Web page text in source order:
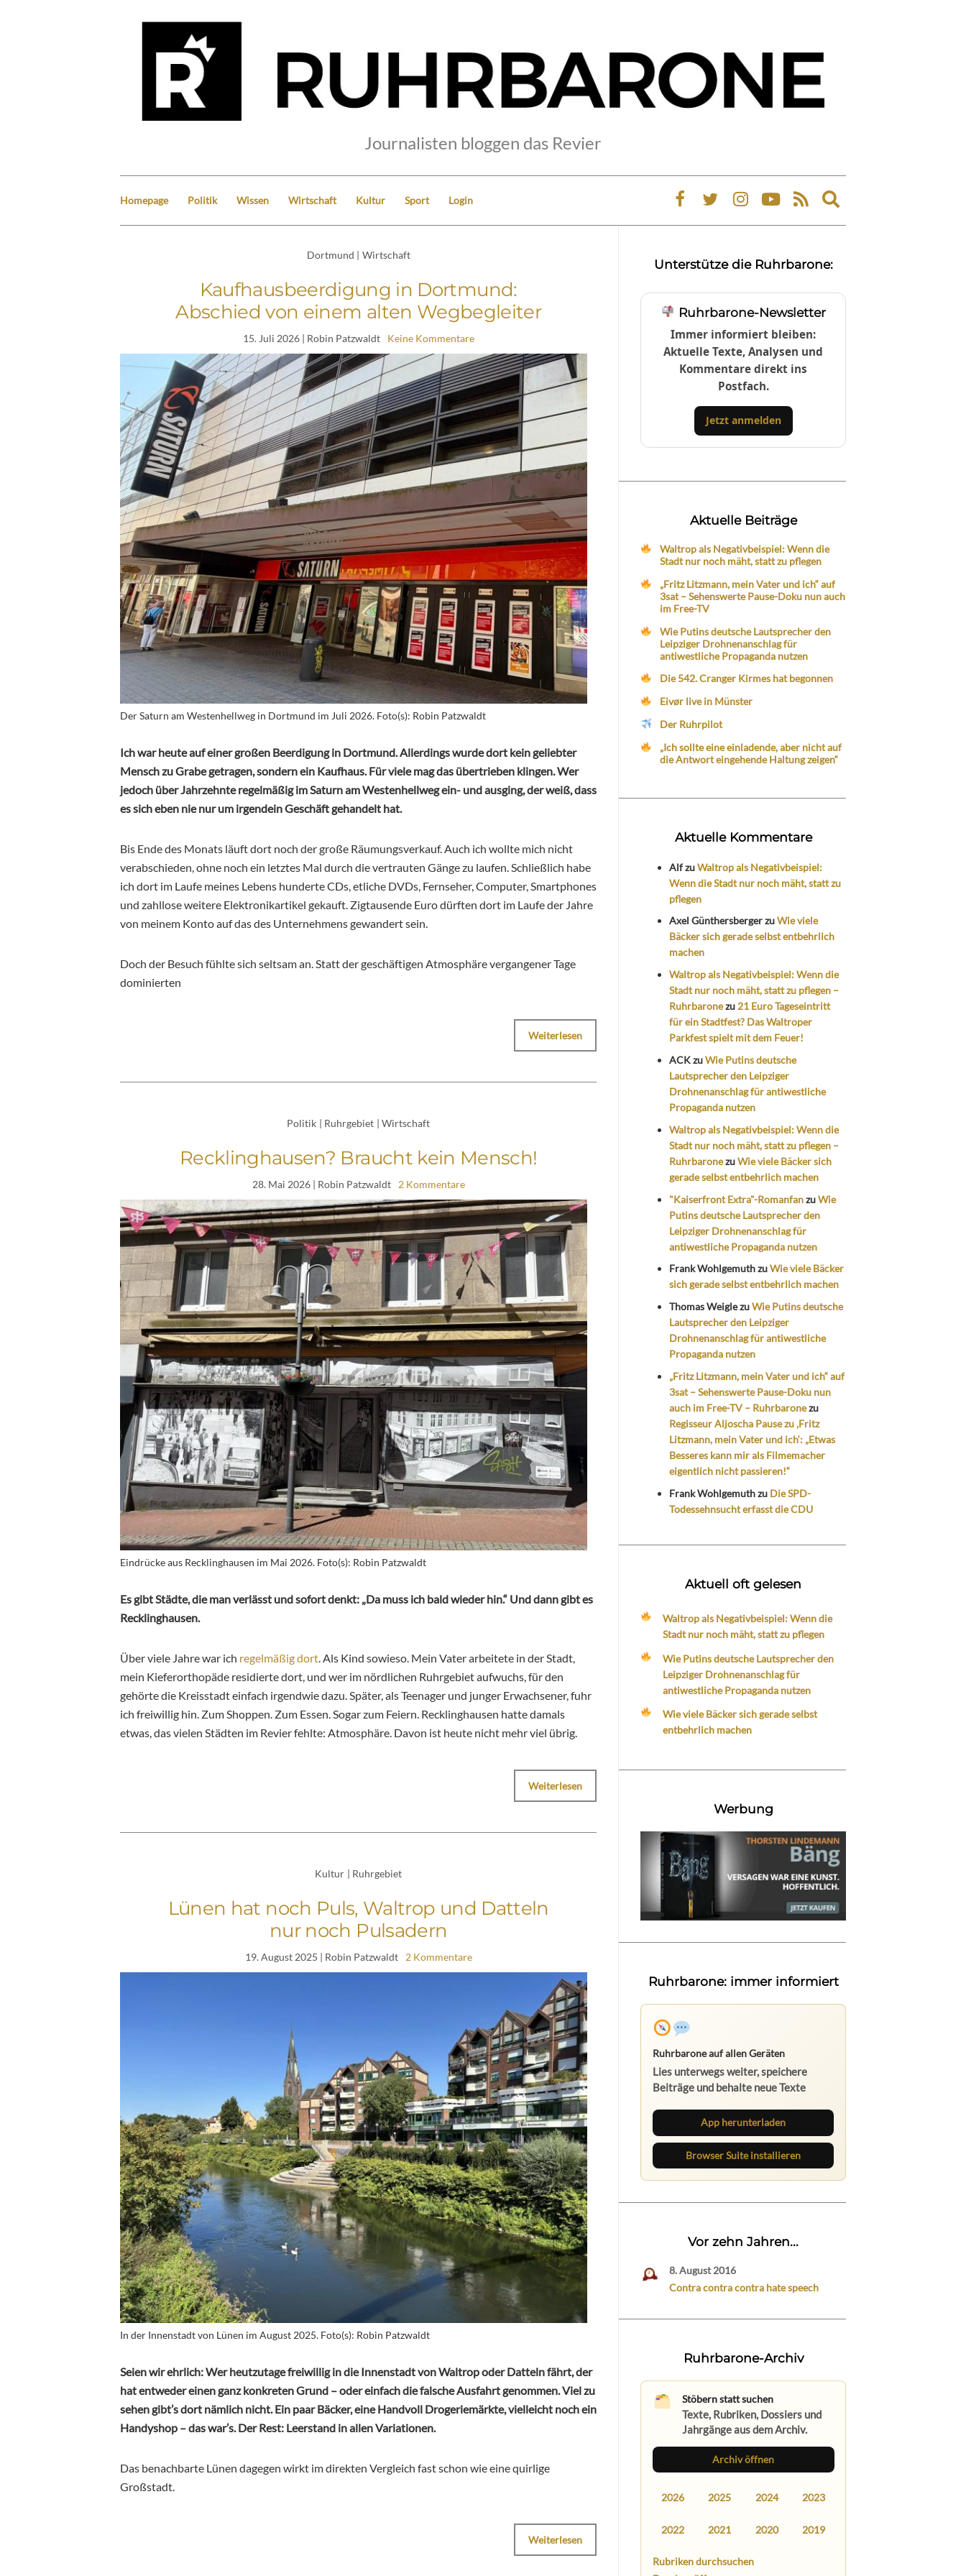
Journalisten bloggen das Revier
Homepage Politik Wissen Wirtschaft Kultur Sport Login
Expand
search
Dortmund | Wirtschaft
Kaufhausbeerdigung in Dortmund:
Abschied von einem alten Wegbegleiter
15. Juli 2026| Robin Patzwaldt Keine Kommentare
Der Saturn am Westenhellweg in Dortmund im Juli 2026. Foto(s): Robin Patzwaldt
Ich war heute auf einer großen Beerdigung in Dortmund. Allerdings wurde dort kein geliebter
Mensch zu Grabe getragen, sondern ein Kaufhaus. Für viele mag das übertrieben klingen. Wer
jedoch über Jahrzehnte regelmäßig im Saturn am Westenhellweg ein- und ausging, der weiß, dass
es sich eben nie nur um irgendein Geschäft gehandelt hat.
Bis Ende des Monats läuft dort noch der große Räumungsverkauf. Auch ich wollte mich nicht
verabschieden, ohne noch ein letztes Mal durch die vertrauten Gänge zu laufen. Schließlich habe
ich dort im Laufe meines Lebens hunderte CDs, etliche DVDs, Fernseher, Computer, Smartphones
und zahllose weitere Elektronikartikel gekauft. Zigtausende Euro dürften dort im Laufe der Jahre
von meinem Konto auf das des Unternehmens gewandert sein.
Doch der Besuch fühlte sich seltsam an. Statt der geschäftigen Atmosphäre vergangener Tage
dominierten
Weiterlesen
Politik Ruhrgebiet Wirtschaft
Recklinghausen? Braucht kein Mensch!
28. Mai 2026| Robin Patzwaldt 2 Kommentare
Eindrücke aus Recklinghausen im Mai 2026. Foto(s): Robin Patzwaldt
Es gibt Städte, die man verlässt und sofort denkt: „Da muss ich bald wieder hin.“ Und dann gibt es
Recklinghausen.
Über viele Jahre war ich regelmäßig dort. Als Kind sowieso. Mein Vater arbeitete in der Stadt,
mein Kieferorthopäde residierte dort, und wer im nördlichen Ruhrgebiet aufwuchs, für den
gehörte die Kreisstadt einfach irgendwie dazu. Später, als Teenager und junger Erwachsener, fuhr
ich freiwillig hin. Zum Shoppen. Zum Essen. Sogar zum Feiern. Recklinghausen hatte damals
etwas, das vielen Städten im Revier fehlte: Atmosphäre. Davon ist heute nicht mehr viel übrig.
Weiterlesen
Kultur | Ruhrgebiet
Lünen hat noch Puls, Waltrop und Datteln
nur noch Pulsadern
19. August 2025 | Robin Patzwaldt 2 Kommentare
In der Innenstadt von Lünen im August 2025. Foto(s): Robin Patzwaldt
Seien wir ehrlich: Wer heutzutage freiwillig in die Innenstadt von Waltrop oder Datteln fährt, der
hat entweder einen ganz konkreten Grund – oder einfach die falsche Ausfahrt genommen. Viel zu
sehen gibt’s dort nämlich nicht. Ein paar Bäcker, eine Handvoll Drogeriemärkte, vielleicht noch ein
Handyshop – das war’s. Der Rest: Leerstand in allen Variationen.
Das benachbarte Lünen dagegen wirkt im direkten Vergleich fast schon wie eine quirlige
Großstadt.
Weiterlesen
Unterstütze die Ruhrbarone:
Ruhrbarone-Newsletter
Immer informiert bleiben:
Aktuelle Texte, Analysen und
Kommentare direkt ins
Postfach.
Jetzt anmelden
Aktuelle Beiträge
Waltrop als Negativbeispiel: Wenn die
Stadt nur noch mäht, statt zu pflegen
„Fritz Litzmann, mein Vater und ich“ auf
3sat – Sehenswerte Pause-Doku nun auch
im Free-TV
Wie Putins deutsche Lautsprecher den
Leipziger Drohnenanschlag für
antiwestliche Propaganda nutzen
Die 542. Cranger Kirmes hat begonnen
Eivør live in Münster
Der Ruhrpilot
„Ich sollte eine einladende, aber nicht auf
die Antwort eingehende Haltung zeigen“
Aktuelle Kommentare
AlfzuWaltrop als Negativbeispiel:
Wenn die Stadt nur noch mäht, statt zu
pflegen
Axel GünthersbergerzuWie viele
Bäcker sich gerade selbst entbehrlich
machen
Waltrop als Negativbeispiel: Wenn die
Stadt nur noch mäht, statt zu pflegen –
Ruhrbaronezu 21 Euro Tageseintritt
für ein Stadtfest? Das Waltroper
Parkfest spielt mit dem Feuer!
ACKzuWie Putins deutsche
Lautsprecher den Leipziger
Drohnenanschlag für antiwestliche
Propaganda nutzen
Waltrop als Negativbeispiel: Wenn die
Stadt nur noch mäht, statt zu pflegen –
RuhrbaronezuWie viele Bäcker sich
gerade selbst entbehrlich machen
"Kaiserfront Extra"-RomanfanzuWie
Putins deutsche Lautsprecher den
Leipziger Drohnenanschlag für
antiwestliche Propaganda nutzen
Frank WohlgemuthzuWie viele Bäcker
sich gerade selbst entbehrlich machen
Thomas WeiglezuWie Putins deutsche
Lautsprecher den Leipziger
Drohnenanschlag für antiwestliche
Propaganda nutzen
„Fritz Litzmann, mein Vater und ich“ auf
3sat – Sehenswerte Pause-Doku nun
auch im Free-TV – Ruhrbaronezu
Regisseur Aljoscha Pause zu ‚Fritz
Litzmann, mein Vater und ich‘: „Etwas
Besseres kann mir als Filmemacher
eigentlich nicht passieren!“
Frank Wohlgemuthzu Die SPD-
Todessehnsucht erfasst die CDU
Aktuell oft gelesen
Waltrop als Negativbeispiel: Wenn die
Stadt nur noch mäht, statt zu pflegen
Wie Putins deutsche Lautsprecher den
Leipziger Drohnenanschlag für
antiwestliche Propaganda nutzen
Wie viele Bäcker sich gerade selbst
entbehrlich machen
Werbung
Ruhrbarone: immer informiert
Ruhrbarone auf allen Geräten
Lies unterwegs weiter, speichere
Beiträge und behalte neue Texte
App herunterladen
Browser Suite installieren
Vor zehn Jahren...
8. August 2016
Contra contra contra hate speech
Ruhrbarone-Archiv
Stöbern statt suchen
Texte, Rubriken, Dossiers und
Jahrgänge aus dem Archiv.
Archiv öffnen
2026 2025 2024 2023
2022 2021 2020 2019
Rubriken durchsuchen